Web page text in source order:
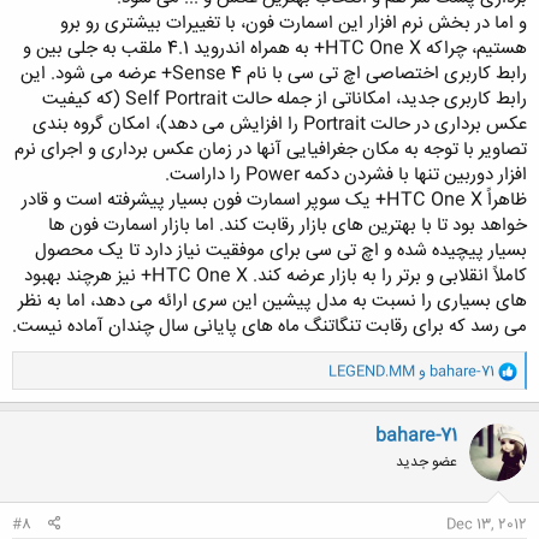
و اما در بخش نرم افزار این اسمارت فون، با تغییرات بیشتری رو برو
هستیم، چراکه HTC One X+ به همراه اندروید 4.1 ملقب به جلی بین و
رابط کاربری اختصاصی اچ تی سی با نام Sense 4+ عرضه می شود. این
رابط کاربری جدید، امکاناتی از جمله حالت Self Portrait (که کیفیت
عکس برداری در حالت Portrait را افزایش می دهد)، امکان گروه بندی
تصاویر با توجه به مکان جغرافیایی آنها در زمان عکس برداری و اجرای نرم
افزار دوربین تنها با فشردن دکمه Power را داراست.
ظاهراً HTC One X+ یک سوپر اسمارت فون بسیار پیشرفته است و قادر
خواهد بود تا با بهترین های بازار رقابت کند. اما بازار اسمارت فون ها
بسیار پیچیده شده و اچ تی سی برای موفقیت نیاز دارد تا یک محصول
کاملاً انقلابی و برتر را به بازار عرضه کند. HTC One X+ نیز هرچند بهبود
های بسیاری را نسبت به مدل پیشین این سری ارائه می دهد، اما به نظر
می رسد که برای رقابت تنگاتنگ ماه های پایانی سال چندان آماده نیست.
و
ا
ک
ن
ش
ه
ا
bahare-71 و LEGEND.MM
bahare-71
عضو جدید
Dec 13, 2012
#8